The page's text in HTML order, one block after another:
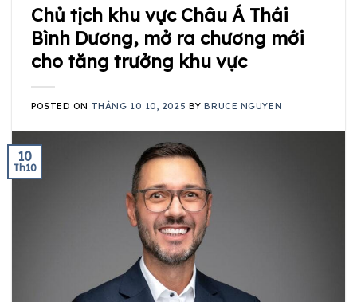
Chủ tịch khu vực Châu Á Thái
Bình Dương, mở ra chương mới
cho tăng trưởng khu vực
POSTED ON THÁNG 10 10, 2025 BYBRUCE NGUYEN
10
Th10